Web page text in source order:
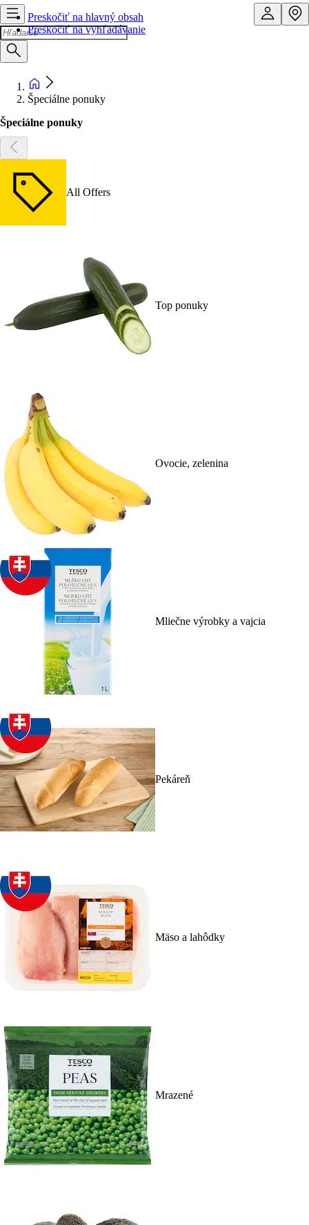
Preskočiť na hlavný obsah
Preskočiť na vyhľadávanie
Špeciálne ponuky
Špeciálne ponuky
All Offers
Top ponuky
Ovocie, zelenina
Mliečne výrobky a vajcia
Pekáreň
Mäso a lahôdky
Mrazené